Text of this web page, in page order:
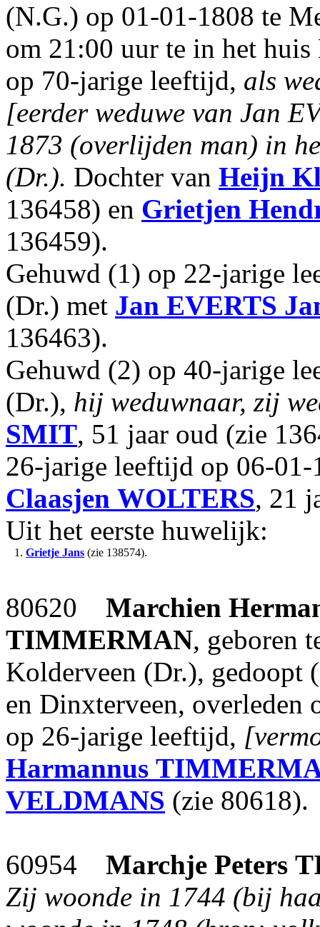
(N.G.) op 01-01-1808 te
om 21:00 uur te in het
op 70-jarige leeftijd, als
[eerder weduwe van Jan
1873 (overlijden man) in
(Dr.). Dochter van Heijn
136458) en Grietjen
136459).
Gehuwd (1) op 22-jarige
(Dr.) met Jan EVERTS
136463).
Gehuwd (2) op 40-jarige
(Dr.), hij weduwnaar, zij
SMIT, 51 jaar oud (zie
26-jarige leeftijd op 06-
Claasjen WOLTERS, 21
Uit het eerste huwelijk:
1. Grietje Jans (zie 138574).
80620 Marchien
TIMMERMAN, geboren
Kolderveen (Dr.), gedoopt
en Dinxterveen, overleden
op 26-jarige leeftijd,
Harmannus
VELDMANS (zie 80618).
60954 Marchje Peters
Zij woonde in 1744 (bij